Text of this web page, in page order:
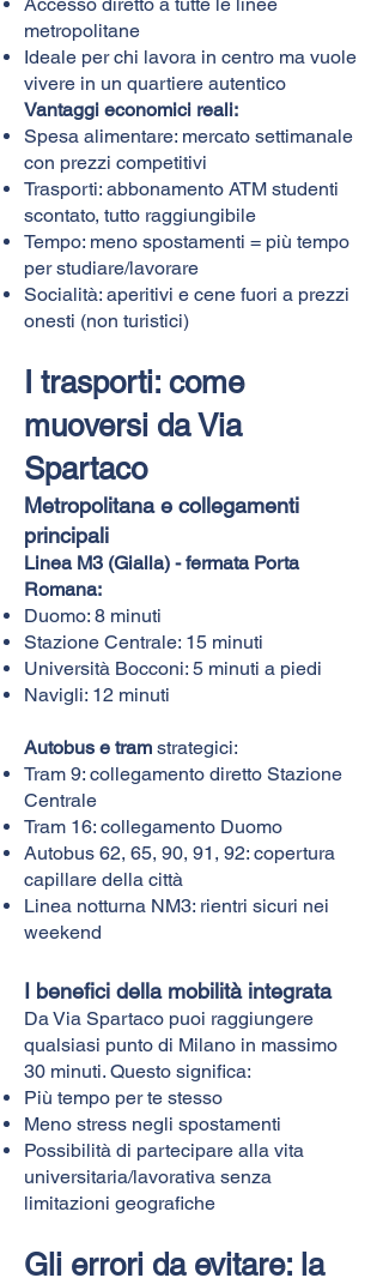
metropolitane
Ideale per chi lavora in centro ma vuole
vivere in un quartiere autentico
Vantaggi economici reali:
Spesa alimentare: mercato settimanale
con prezzi competitivi
Trasporti: abbonamento ATM studenti
scontato, tutto raggiungibile
Tempo: meno spostamenti = più tempo
per studiare/lavorare
Socialità: aperitivi e cene fuori a prezzi
onesti (non turistici)
I trasporti: come
muoversi da Via
Spartaco
Metropolitana e collegamenti
principali
Linea M3 (Gialla) - fermata Porta
Romana:
Duomo: 8 minuti
Stazione Centrale: 15 minuti
Università Bocconi: 5 minuti a piedi
Navigli: 12 minuti
Autobus e tram strategici:
Tram 9: collegamento diretto Stazione
Centrale
Tram 16: collegamento Duomo
Autobus 62, 65, 90, 91, 92: copertura
capillare della città
Linea notturna NM3: rientri sicuri nei
weekend
I benefici della mobilità integrata
Da Via Spartaco puoi raggiungere
qualsiasi punto di Milano in massimo
30 minuti. Questo significa:
Più tempo per te stesso
Meno stress negli spostamenti
Possibilità di partecipare alla vita
universitaria/lavorativa senza
limitazioni geografiche
Gli errori da evitare: la